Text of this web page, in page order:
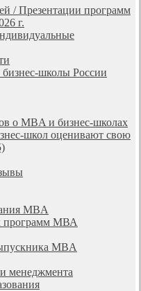
/ Презентации программ
г.
школы России
о MBA и бизнес-школах
школ оценивают свою
MBA
программ МВА
MBA
менеджмента